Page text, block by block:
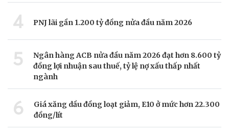
4 PNJ lãi gần 1.200 tỷ đồng nửa đầu năm 2026
5
Ngân hàng ACB nửa đầu năm 2026 đạt hơn 8.600 tỷ
đồng lợi nhuận sau thuế, tỷ lệ nợ xấu thấp nhất
ngành
6
Giá xăng dầu đồng loạt giảm, E10 ở mức hơn 22.300
đồng/lít